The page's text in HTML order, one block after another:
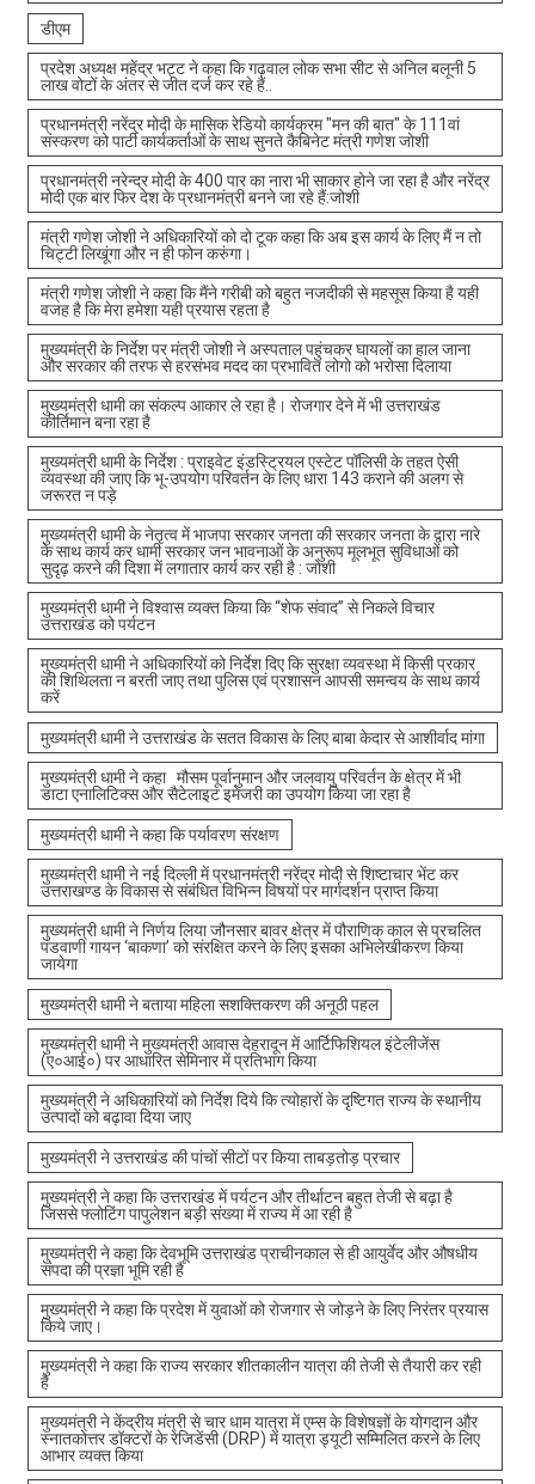
डीएम
प्रदेश अध्यक्ष महेंद्र भट्ट ने कहा कि गढ़वाल लोक सभा सीट से अनिल बलूनी 5
लाख वोटों के अंतर से जीत दर्ज कर रहे हैं..
प्रधानमंत्री नरेंद्र मोदी के मासिक रेडियो कार्यक्रम "मन की बात" के 111वां
संस्करण को पार्टी कार्यकर्ताओं के साथ सुनते कैबिनेट मंत्री गणेश जोशी
प्रधानमंत्री नरेन्द्र मोदी के 400 पार का नारा भी साकार होने जा रहा है और नरेंद्र
मोदी एक बार फिर देश के प्रधानमंत्री बनने जा रहे हैं:जोशी
मंत्री गणेश जोशी ने अधिकारियों को दो टूक कहा कि अब इस कार्य के लिए मैं न तो
चिट्टी लिखूंगा और न ही फोन करुंगा।
मंत्री गणेश जोशी ने कहा कि मैंने गरीबी को बहुत नजदीकी से महसूस किया है यही
वजह है कि मेरा हमेशा यही प्रयास रहता है
मुख्यमंत्री के निर्देश पर मंत्री जोशी ने अस्पताल पहुंचकर घायलों का हाल जाना
और सरकार की तरफ से हरसंभव मदद का प्रभावित लोगो को भरोसा दिलाया
मुख्यमंत्री धामी का संकल्प आकार ले रहा है। रोजगार देने में भी उत्तराखंड
कीर्तिमान बना रहा है
मुख्यमंत्री धामी के निर्देश : प्राइवेट इंडस्ट्रियल एस्टेट पॉलिसी के तहत ऐसी
व्यवस्था की जाए कि भू-उपयोग परिवर्तन के लिए धारा 143 कराने की अलग से
जरूरत न पड़े
मुख्यमंत्री धामी के नेतृत्व में भाजपा सरकार जनता की सरकार जनता के द्वारा नारे
के साथ कार्य कर धामी सरकार जन भावनाओं के अनुरूप मूलभूत सुविधाओं को
सुदृढ़ करने की दिशा में लगातार कार्य कर रही है : जोशी
मुख्यमंत्री धामी ने विश्वास व्यक्त किया कि “शेफ संवाद” से निकले विचार
उत्तराखंड को पर्यटन
मुख्यमंत्री धामी ने अधिकारियों को निर्देश दिए कि सुरक्षा व्यवस्था में किसी प्रकार
की शिथिलता न बरती जाए तथा पुलिस एवं प्रशासन आपसी समन्वय के साथ कार्य
करें
मुख्यमंत्री धामी ने उत्तराखंड के सतत विकास के लिए बाबा केदार से आशीर्वाद मांगा
मुख्यमंत्री धामी ने कहा मौसम पूर्वानुमान और जलवायु परिवर्तन के क्षेत्र में भी
डाटा एनालिटिक्स और सैटेलाइट इमेजरी का उपयोग किया जा रहा है
मुख्यमंत्री धामी ने कहा कि पर्यावरण संरक्षण
मुख्यमंत्री धामी ने नई दिल्ली में प्रधानमंत्री नरेंद्र मोदी से शिष्टाचार भेंट कर
उत्तराखण्ड के विकास से संबंधित विभिन्न विषयों पर मार्गदर्शन प्राप्त किया
मुख्यमंत्री धामी ने निर्णय लिया जौनसार बावर क्षेत्र में पौराणिक काल से प्रचलित
पंडवाणी गायन ‘बाकणा’ को संरक्षित करने के लिए इसका अभिलेखीकरण किया
जायेगा
मुख्यमंत्री धामी ने बताया महिला सशक्तिकरण की अनूठी पहल
मुख्यमंत्री धामी ने मुख्यमंत्री आवास देहरादून में आर्टिफिशियल इंटेलीजेंस
(ए०आई०) पर आधारित सेमिनार में प्रतिभाग किया
मुख्यमंत्री ने अधिकारियों को निर्देश दिये कि त्योहारों के दृष्टिगत राज्य के स्थानीय
उत्पादों को बढ़ावा दिया जाए
मुख्यमंत्री ने उत्तराखंड की पांचों सीटों पर किया ताबड़तोड़ प्रचार
मुख्यमंत्री ने कहा कि उत्तराखंड में पर्यटन और तीर्थाटन बहुत तेजी से बढ़ा है
जिससे फ्लोटिंग पापुलेशन बड़ी संख्या में राज्य में आ रही है
मुख्यमंत्री ने कहा कि देवभूमि उत्तराखंड प्राचीनकाल से ही आयुर्वेद और औषधीय
संपदा की प्रज्ञा भूमि रही है
मुख्यमंत्री ने कहा कि प्रदेश में युवाओं को रोजगार से जोड़ने के लिए निरंतर प्रयास
किये जाए।
मुख्यमंत्री ने कहा कि राज्य सरकार शीतकालीन यात्रा की तेजी से तैयारी कर रही
है
मुख्यमंत्री ने केंद्रीय मंत्री से चार धाम यात्रा में एम्स के विशेषज्ञों के योगदान और
स्नातकोत्तर डॉक्टरों के रेजिडेंसी (DRP) में यात्रा ड्यूटी सम्मिलित करने के लिए
आभार व्यक्त किया